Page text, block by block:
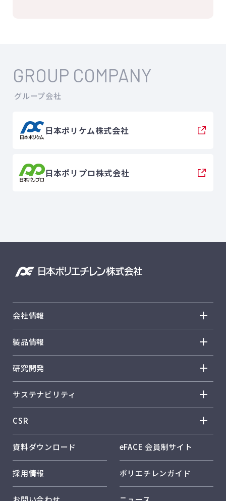
GROUP COMPANY
グループ会社
日本ポリケム株式会社
日本ポリプロ株式会社
会社情報
会社情報 トップ
トップメッセージ
企業理念
事業概要
会社概要
製品情報
製品情報 トップ
ノバテック™ HD
ノバテック™ LL
ノバテック™ LD
カーネル™
キレポリ™
研究開発
研究開発 トップ
R&D方針・戦略
研究体制・研究所紹介
コア技術
環境に配慮した製品開発
サステナビリティ
サステナビリティ トップ
トップメッセージ
日本ポリエチレンのサステナビリティ
日本ポリエチレンのソリューション
RC活動
CSR
CSR トップ
従業員とともに
お客様とともに
資料ダウンロード eFACE 会員制サイト
採用情報 ポリエチレンガイド